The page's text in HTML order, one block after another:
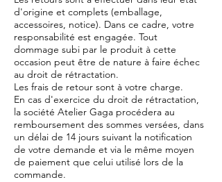
d'origine et complets (emballage,
accessoires, notice). Dans ce cadre, votre
responsabilité est engagée. Tout
dommage subi par le produit à cette
occasion peut être de nature à faire échec
au droit de rétractation.
Les frais de retour sont à votre charge.
En cas d'exercice du droit de rétractation,
la société Atelier Gaga procédera au
remboursement des sommes versées, dans
un délai de 14 jours suivant la notification
de votre demande et via le même moyen
de paiement que celui utilisé lors de la
commande.